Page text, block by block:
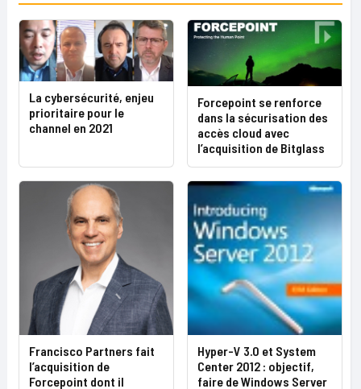
La cybersécurité, enjeu
prioritaire pour le
channel en 2021
Forcepoint se renforce
dans la sécurisation des
accès cloud avec
l’acquisition de Bitglass
Francisco Partners fait
l’acquisition de
Forcepoint dont il
Hyper-V 3.0 et System
Center 2012 : objectif,
faire de Windows Server